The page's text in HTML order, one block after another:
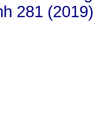
281 (2019)